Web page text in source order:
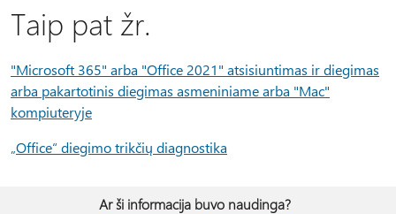
Taip pat žr.
"Microsoft 365" arba "Office 2021" atsisiuntimas ir diegimas
arba pakartotinis diegimas asmeniniame arba "Mac"
kompiuteryje
„Office“ diegimo trikčių diagnostika
Ar ši informacija buvo naudinga?